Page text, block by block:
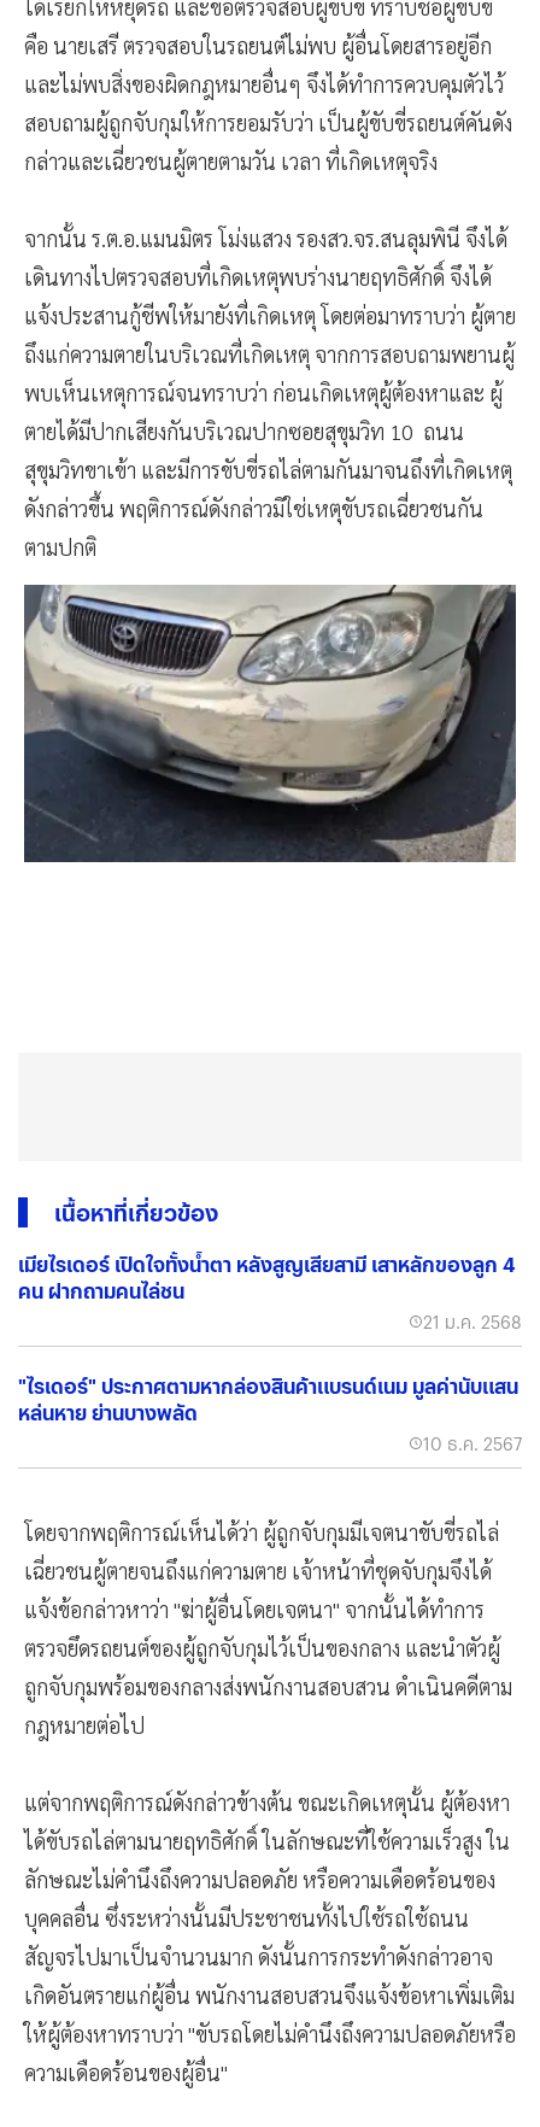
ได้เรียกให้หยุดรถ และขอตรวจสอบผู้ขับขี่ ทราบชื่อผู้ขับขี่
คือ นายเสรี ตรวจสอบในรถยนต์ไม่พบ ผู้อื่นโดยสารอยู่อีก
และไม่พบสิ่งของผิดกฎหมายอื่นๆ จึงได้ทำการควบคุมตัวไว้
สอบถามผู้ถูกจับกุมให้การยอมรับว่า เป็นผู้ขับขี่รถยนต์คันดัง
กล่าวและเฉี่ยวชนผู้ตายตามวัน เวลา ที่เกิดเหตุจริง
จากนั้น ร.ต.อ.แมนมิตร โม่งแสวง รองสว.จร.สนลุมพินี จึงได้
เดินทางไปตรวจสอบที่เกิดเหตุพบร่างนายฤทธิศักดิ์ จึงได้
แจ้งประสานกู้ชีพให้มายังที่เกิดเหตุ โดยต่อมาทราบว่า ผู้ตาย
ถึงแก่ความตายในบริเวณที่เกิดเหตุ จากการสอบถามพยานผู้
พบเห็นเหตุการณ์จนทราบว่า ก่อนเกิดเหตุผู้ต้องหาและ ผู้
ตายได้มีปากเสียงกันบริเวณปากซอยสุขุมวิท 10 ถนน
สุขุมวิทขาเข้า และมีการขับขี่รถไล่ตามกันมาจนถึงที่เกิดเหตุ
ดังกล่าวขึ้น พฤติการณ์ดังกล่าวมิใช่เหตุขับรถเฉี่ยวชนกัน
ตามปกติ
เนื้อหาที่เกี่ยวข้อง
เมียไรเดอร์ เปิดใจทั้งน้ำตา หลังสูญเสียสามี เสาหลักของลูก 4
คน ฝากถามคนไล่ชน
21 ม.ค. 2568
"ไรเดอร์" ประกาศตามหากล่องสินค้าแบรนด์เนม มูลค่านับแสน
หล่นหาย ย่านบางพลัด
10 ธ.ค. 2567
โดยจากพฤติการณ์เห็นได้ว่า ผู้ถูกจับกุมมีเจตนาขับขี่รถไล่
เฉี่ยวชนผู้ตายจนถึงแก่ความตาย เจ้าหน้าที่ชุดจับกุมจึงได้
แจ้งข้อกล่าวหาว่า "ฆ่าผู้อื่นโดยเจตนา" จากนั้นได้ทำการ
ตรวจยึดรถยนต์ของผู้ถูกจับกุมไว้เป็นของกลาง และนำตัวผู้
ถูกจับกุมพร้อมของกลางส่งพนักงานสอบสวน ดำเนินคดีตาม
กฎหมายต่อไป
แต่จากพฤติการณ์ดังกล่าวข้างต้น ขณะเกิดเหตุนั้น ผู้ต้องหา
ได้ขับรถไล่ตามนายฤทธิศักดิ์ ในลักษณะที่ใช้ความเร็วสูง ใน
ลักษณะไม่คำนึงถึงความปลอดภัย หรือความเดือดร้อนของ
บุคคลอื่น ซึ่งระหว่างนั้นมีประชาชนทั้งไปใช้รถใช้ถนน
สัญจรไปมาเป็นจำนวนมาก ดังนั้นการกระทำดังกล่าวอาจ
เกิดอันตรายแก่ผู้อื่น พนักงานสอบสวนจึงแจ้งข้อหาเพิ่มเติม
ให้ผู้ต้องหาทราบว่า "ขับรถโดยไม่คำนึงถึงความปลอดภัยหรือ
ความเดือดร้อนของผู้อื่น"